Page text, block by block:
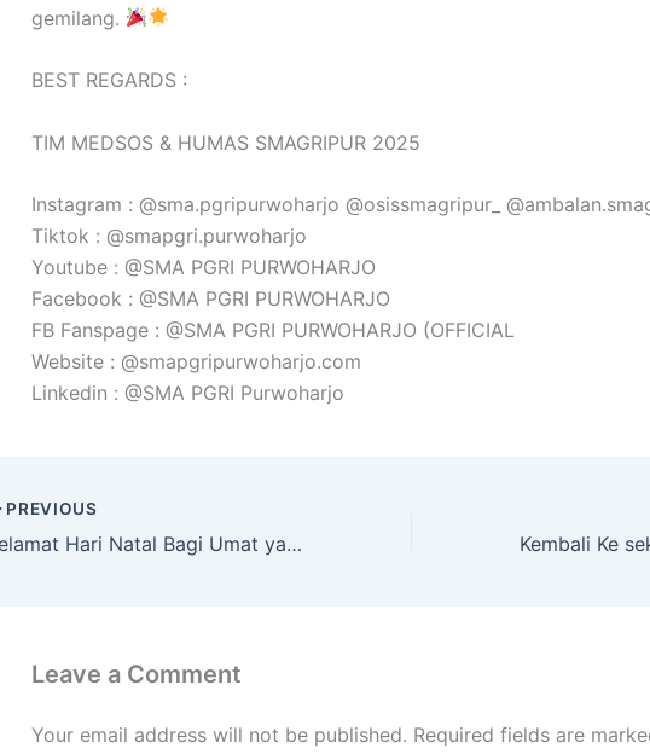
gemilang.
BEST REGARDS :
TIM MEDSOS & HUMAS SMAGRIPUR 2025
Instagram : @sma.pgripurwoharjo @osissmagripur_
Tiktok : @smapgri.purwoharjo
Youtube : @SMA PGRI PURWOHARJO
Facebook : @SMA PGRI PURWOHARJO
FB Fanspage : @SMA PGRI PURWOHARJO (OFFICIAL
Website : @smapgripurwoharjo.com
Linkedin : @SMA PGRI Purwoharjo
PREVIOUS
Selamat Hari Natal Bagi Umat yang Merayakan
Leave a Comment
Your email address will not be published. Required fields are